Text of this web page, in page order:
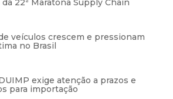
22ª Maratona Supply Chain
veículos crescem e pressionam
no Brasil
exige atenção a prazos e
para importação